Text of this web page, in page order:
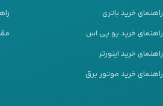
راهنمای خرید باتری
راهنمای خرید یو پی اس
راهنمای خرید اینورتر
راهنمای خرید موتور برق